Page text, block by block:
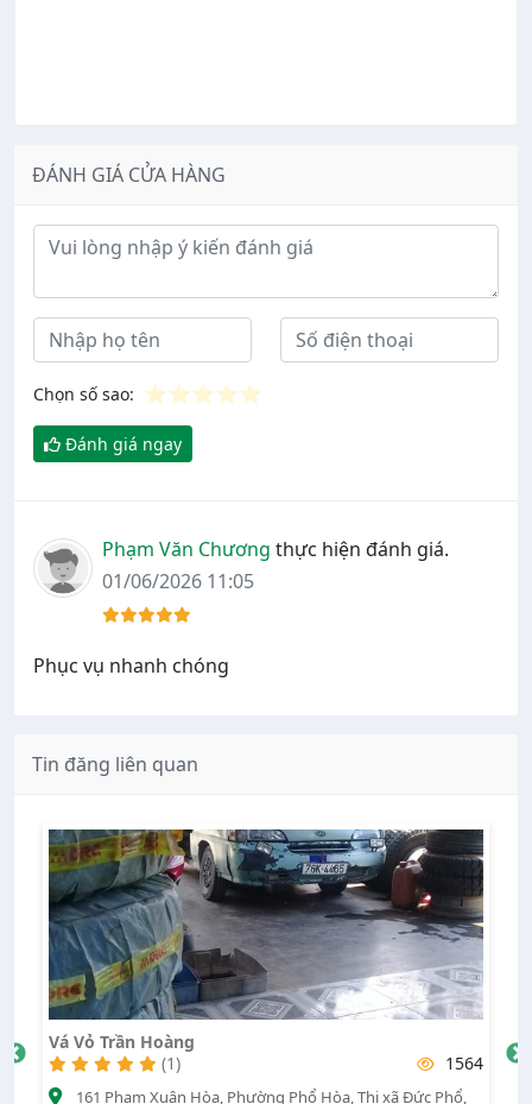
ĐÁNH GIÁ CỬA HÀNG
Ý kiến đánh giá
Chọn số sao: ⭐⭐⭐⭐⭐
Đánh giá ngay
Phạm Văn Chương thực hiện đánh giá.
01/06/2026 11:05
Phục vụ nhanh chóng
Tin đăng liên quan
Phường Phổ Hòa, Thị xã Đức Phổ,
Vá Vỏ Lưu Động Mộ Đức
(0)
Xã Đức Minh, Huyện Mộ